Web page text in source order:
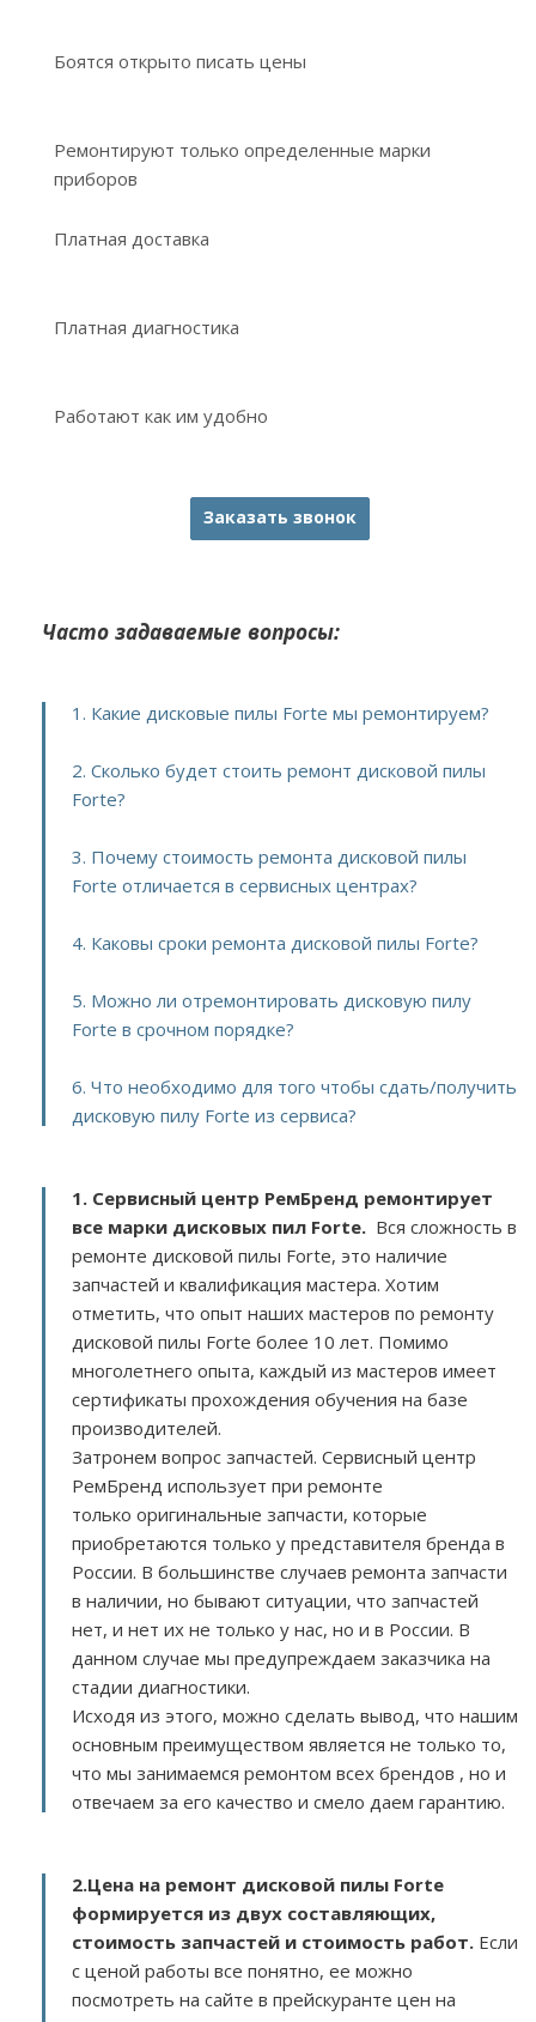
Боятся открыто писать цены
Ремонтируют только определенные марки
приборов
Платная доставка
Платная диагностика
Работают как им удобно
Заказать звонок
Часто задаваемые вопросы:
1. Какие дисковые пилы Forte мы ремонтируем?
2. Сколько будет стоить ремонт дисковой пилы
Forte?
3. Почему стоимость ремонта дисковой пилы
Forte отличается в сервисных центрах?
4. Каковы сроки ремонта дисковой пилы Forte?
5. Можно ли отремонтировать дисковую пилу
Forte в срочном порядке?
6. Что необходимо для того чтобы сдать/получить
дисковую пилу Forte из сервиса?
1. Сервисный центр РемБренд ремонтирует
все марки дисковых пил Forte. Вся сложность в
ремонте дисковой пилы Forte, это наличие
запчастей и квалификация мастера. Хотим
отметить, что опыт наших мастеров по ремонту
дисковой пилы Forte более 10 лет. Помимо
многолетнего опыта, каждый из мастеров имеет
сертификаты прохождения обучения на базе
производителей.
Затронем вопрос запчастей. Сервисный центр
РемБренд использует при ремонте
только оригинальные запчасти, которые
приобретаются только у представителя бренда в
России. В большинстве случаев ремонта запчасти
в наличии, но бывают ситуации, что запчастей
нет, и нет их не только у нас, но и в России. В
данном случае мы предупреждаем заказчика на
стадии диагностики.
Исходя из этого, можно сделать вывод, что нашим
основным преимуществом является не только то,
что мы занимаемся ремонтом всех брендов , но и
отвечаем за его качество и смело даем гарантию.
2.Цена на ремонт дисковой пилы Forte
формируется из двух составляющих,
стоимость запчастей и стоимость работ. Если
с ценой работы все понятно, ее можно
посмотреть на сайте в прейскуранте цен на